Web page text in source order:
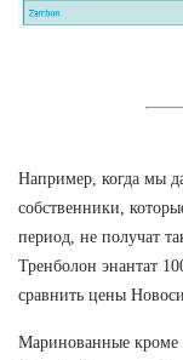
Например, когда мы
собственники,
период, не получат
Тренболон энантат
сравнить цены
Маринованные кроме